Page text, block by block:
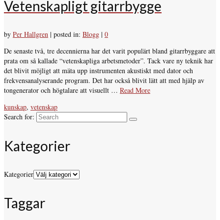
Vetenskapligt gitarrbygge
by Per Hallgren | posted in: Blogg | 0
De senaste två, tre decennierna har det varit populärt bland gitarrbyggare att
prata om så kallade “vetenskapliga arbetsmetoder”. Tack vare ny teknik har
det blivit möjligt att mäta upp instrumenten akustiskt med dator och
frekvensanalyserande program. Det har också blivit lätt att med hjälp av
tongenerator och högtalare att visuellt … Read More
kunskap, vetenskap
Search for:
Kategorier
Kategorier
Taggar